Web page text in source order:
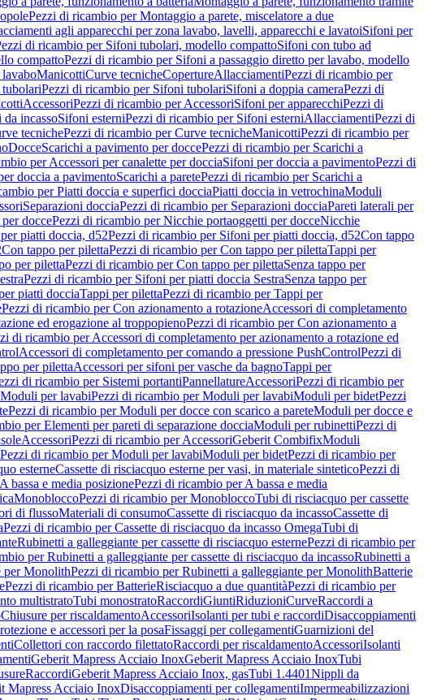
Pezzi di ricambio per Montaggio a parete, miscelatore a due
agli apparecchi per zona lavabo, lavelli, apparecchi e lavatoiSifoni per
di ricambio per Sifoni tubolari, modello compattoSifoni con tubo ad
compattoPezzi di ricambio per Sifoni a passaggio diretto per lavabo, modello
ManicottiCurve tecnicheCopertureAllacciamentiPezzi di ricambio per
Pezzi di ricambio per Sifoni tubolariSifoni a doppia cameraPezzi di
AccessoriPezzi di ricambio per AccessoriSifoni per apparecchiPezzi di
incassoSifoni esterniPezzi di ricambio per Sifoni esterniAllacciamentiPezzi di
tecnichePezzi di ricambio per Curve tecnicheManicottiPezzi di ricambio per
DocceScarichi a pavimento per doccePezzi di ricambio per Scarichi a
per Accessori per canalette per docciaSifoni per doccia a pavimentoPezzi di
doccia a pavimentoScarichi a paretePezzi di ricambio per Scarichi a
per Piatti doccia e superfici docciaPiatti doccia in vetrochinaModuli
Separazioni docciaPezzi di ricambio per Separazioni docciaPareti laterali per
doccePezzi di ricambio per Nicchie portaoggetti per docceNicchie
piatti doccia, d52Pezzi di ricambio per Sifoni per piatti doccia, d52Con tappo
Con tappo per pilettaPezzi di ricambio per Con tappo per pilettaTappi per
per pilettaPezzi di ricambio per Con tappo per pilettaSenza tappo per
Pezzi di ricambio per Sifoni per piatti doccia SestraSenza tappo per
piatti docciaTappi per pilettaPezzi di ricambio per Tappi per
Pezzi di ricambio per Con azionamento a rotazioneAccessori di completamento
ed erogazione al troppopienoPezzi di ricambio per Con azionamento a
di ricambio per Accessori di completamento per azionamento a rotazione ed
Accessori di completamento per comando a pressione PushControlPezzi di
per pilettaAccessori per sifoni per vasche da bagnoTappi per
di ricambio per Sistemi portantiPannellatureAccessoriPezzi di ricambio per
Moduli per lavabiPezzi di ricambio per Moduli per lavabiModuli per bidetPezzi
Pezzi di ricambio per Moduli per docce con scarico a pareteModuli per docce e
per Elementi per pareti di separazione docciaModuli per rubinettiPezzi di
AccessoriPezzi di ricambio per AccessoriGeberit CombifixModuli
Pezzi di ricambio per Moduli per lavabiModuli per bidetPezzi di ricambio per
esterneCassette di risciacquo esterne per vasi, in materiale sinteticoPezzi di
A bassa e media posizionePezzi di ricambio per A bassa e media
MonobloccoPezzi di ricambio per MonobloccoTubi di risciacquo per cassette
di flussoMateriali di consumoCassette di risciacquo da incassoCassette di
Pezzi di ricambio per Cassette di risciacquo da incasso OmegaTubi di
Rubinetti a galleggiante per cassette di risciacquo esternePezzi di ricambio per
per Rubinetti a galleggiante per cassette di risciacquo da incassoRubinetti a
per MonolithPezzi di ricambio per Rubinetti a galleggiante per MonolithBatterie
Pezzi di ricambio per BatterieRisciacquo a due quantitàPezzi di ricambio per
multistratoTubi monostratoRaccordiGiuntiRiduzioniCurveRaccordi a
Chiusure per riscaldamentoAccessoriIsolanti per tubi e raccordiDisaccoppiamenti
e accessori per la posaFissaggi per collegamentiGuarnizioni del
Collettori con raccordo filettatoRaccordi per riscaldamentoAccessoriIsolanti
Geberit Mapress Acciaio InoxGeberit Mapress Acciaio InoxTubi
RaccordiGeberit Mapress Acciaio Inox, gasTubi 1.4401Nippli da
Mapress Acciaio InoxDisaccoppiamenti per collegamentiImpermeabilizzazioni